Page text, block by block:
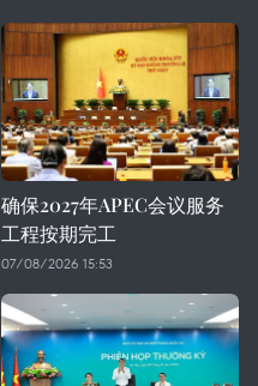
确保2027年APEC会议服务
工程按期完工
07/08/2026 15:53